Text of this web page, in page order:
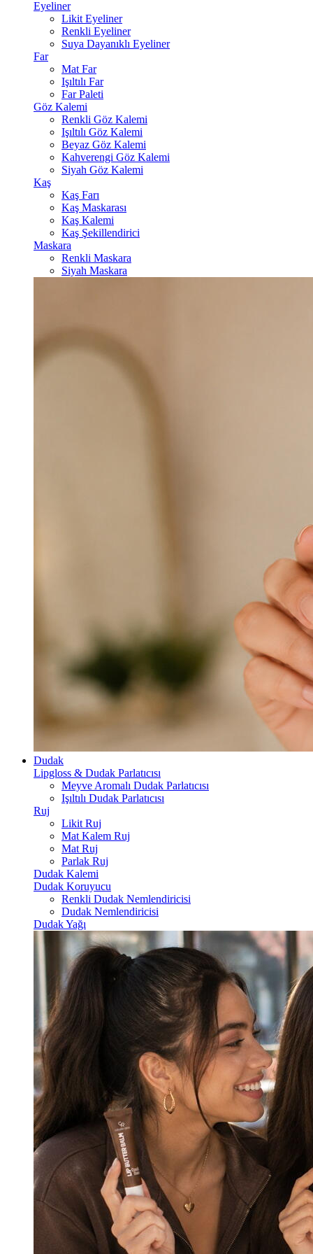
Eyeliner
Likit Eyeliner
Renkli Eyeliner
Suya Dayanıklı Eyeliner
Far
Mat Far
Işıltılı Far
Far Paleti
Göz Kalemi
Renkli Göz Kalemi
Işıltılı Göz Kalemi
Beyaz Göz Kalemi
Kahverengi Göz Kalemi
Siyah Göz Kalemi
Kaş
Kaş Farı
Kaş Maskarası
Kaş Kalemi
Kaş Şekillendirici
Maskara
Renkli Maskara
Siyah Maskara
Dudak
Lipgloss & Dudak Parlatıcısı
Meyve Aromalı Dudak Parlatıcısı
Işıltılı Dudak Parlatıcısı
Ruj
Likit Ruj
Mat Kalem Ruj
Mat Ruj
Parlak Ruj
Dudak Kalemi
Dudak Koruyucu
Renkli Dudak Nemlendiricisi
Dudak Nemlendiricisi
Dudak Yağı